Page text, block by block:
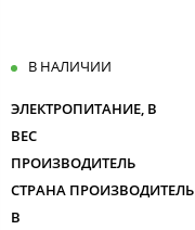
В НАЛИЧИИ
ЭЛЕКТРОПИТАНИЕ, В
ВЕС
ПРОИЗВОДИТЕЛЬ
СТРАНА ПРОИЗВОДИТЕЛЬ
В